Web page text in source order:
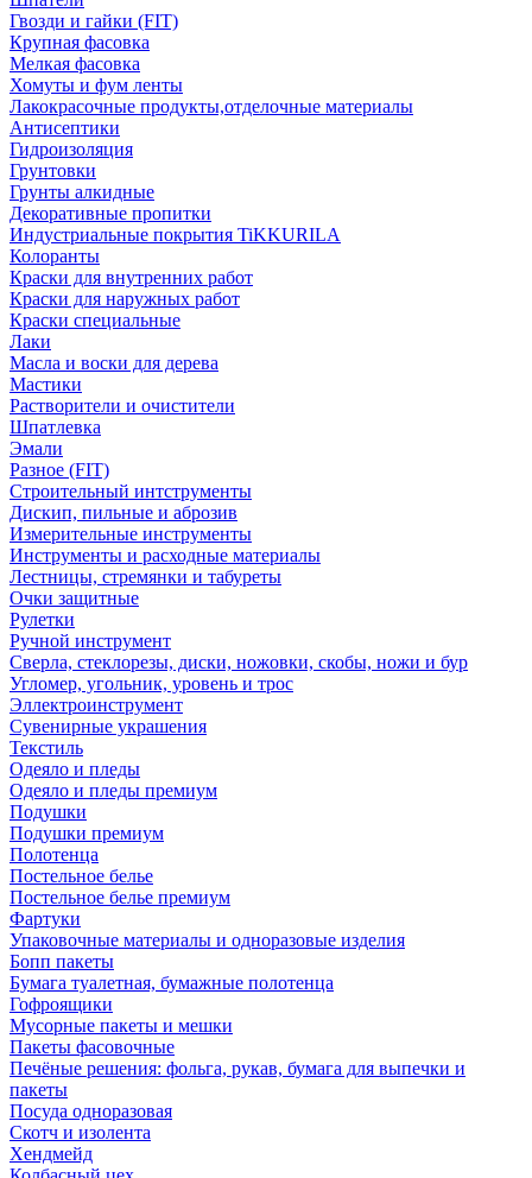
Гвозди и гайки (FIT)
Крупная фасовка
Мелкая фасовка
Хомуты и фум ленты
Лакокрасочные продукты,отделочные материалы
Антисептики
Гидроизоляция
Грунтовки
Грунты алкидные
Декоративные пропитки
Индустриальные покрытия TiKKURILA
Колоранты
Краски для внутренних работ
Краски для наружных работ
Краски специальные
Лаки
Масла и воски для дерева
Мастики
Растворители и очистители
Шпатлевка
Эмали
Разное (FIT)
Строительный интструменты
Дискип, пильные и аброзив
Измерительные инструменты
Инструменты и расходные материалы
Лестницы, стремянки и табуреты
Очки защитные
Рулетки
Ручной инструмент
Сверла, стеклорезы, диски, ножовки, скобы, ножи и бур
Угломер, угольник, уровень и трос
Эллектроинструмент
Сувенирные украшения
Текстиль
Одеяло и пледы
Одеяло и пледы премиум
Подушки
Подушки премиум
Полотенца
Постельное белье
Постельное белье премиум
Фартуки
Упаковочные материалы и одноразовые изделия
Бопп пакеты
Бумага туалетная, бумажные полотенца
Гофроящики
Мусорные пакеты и мешки
Пакеты фасовочные
Печёные решения: фольга, рукав, бумага для выпечки и
пакеты
Посуда одноразовая
Скотч и изолента
Хендмейд